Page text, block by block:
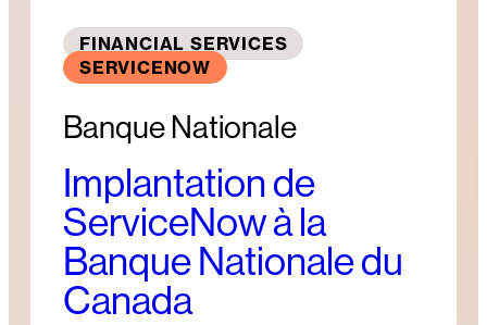
FINANCIAL SERVICES
SERVICENOW
Banque Nationale
Implantation de
ServiceNow à la
Banque Nationale du
Canada